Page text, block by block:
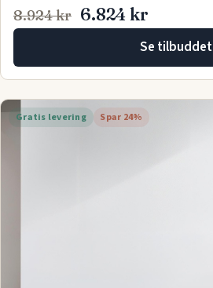
8.924 kr 6.824 kr
Se tilbuddet
Gratis levering Spar 24%